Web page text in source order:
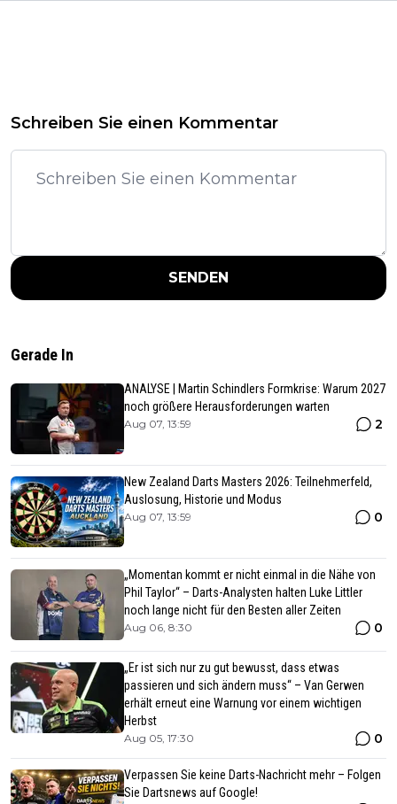
Schreiben Sie einen Kommentar
SENDEN
Gerade In
ANALYSE | Martin Schindlers Formkrise: Warum 2027
noch größere Herausforderungen warten
Aug 07, 13:59 2
New Zealand Darts Masters 2026: Teilnehmerfeld,
Auslosung, Historie und Modus
Aug 07, 13:59 0
„Momentan kommt er nicht einmal in die Nähe von
Phil Taylor“ – Darts-Analysten halten Luke Littler
noch lange nicht für den Besten aller Zeiten
Aug 06, 8:30 0
„Er ist sich nur zu gut bewusst, dass etwas
passieren und sich ändern muss“ – Van Gerwen
erhält erneut eine Warnung vor einem wichtigen
Herbst
Aug 05, 17:30 0
Verpassen Sie keine Darts-Nachricht mehr – Folgen
Sie Dartsnews auf Google!